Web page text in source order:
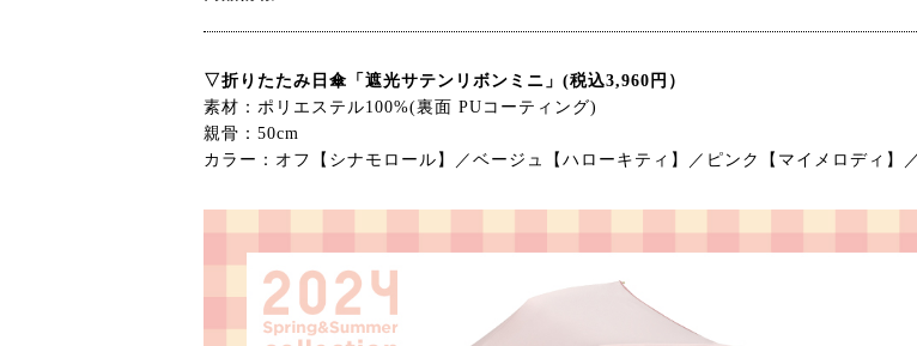
▽折りたたみ日傘「遮光サテンリボンミニ」(税込3,960円）
素材：ポリエステル100%(裏面 PUコーティング)
親骨：50cm
カラー：オフ【シナモロール】／ベージュ【ハローキティ】／ピンク【マイメロディ】